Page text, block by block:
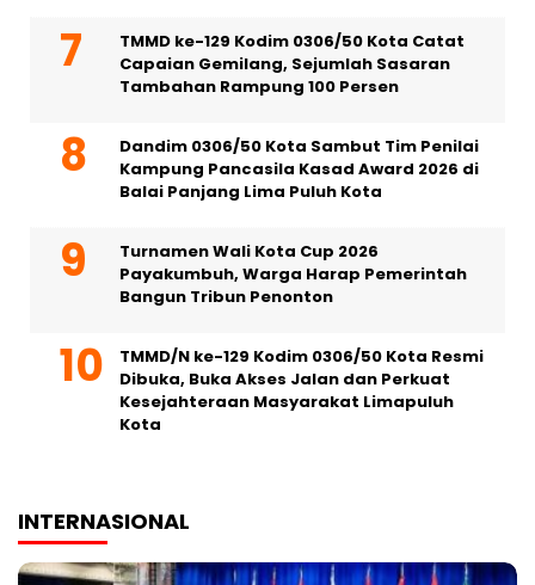
TMMD ke-129 Kodim 0306/50 Kota Catat
Capaian Gemilang, Sejumlah Sasaran
Tambahan Rampung 100 Persen
Dandim 0306/50 Kota Sambut Tim Penilai
Kampung Pancasila Kasad Award 2026 di
Balai Panjang Lima Puluh Kota
Turnamen Wali Kota Cup 2026
Payakumbuh, Warga Harap Pemerintah
Bangun Tribun Penonton
TMMD/N ke-129 Kodim 0306/50 Kota Resmi
Dibuka, Buka Akses Jalan dan Perkuat
Kesejahteraan Masyarakat Limapuluh
Kota
INTERNASIONAL